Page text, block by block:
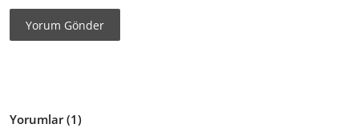
Yorum Gönder
Yorumlar (1)